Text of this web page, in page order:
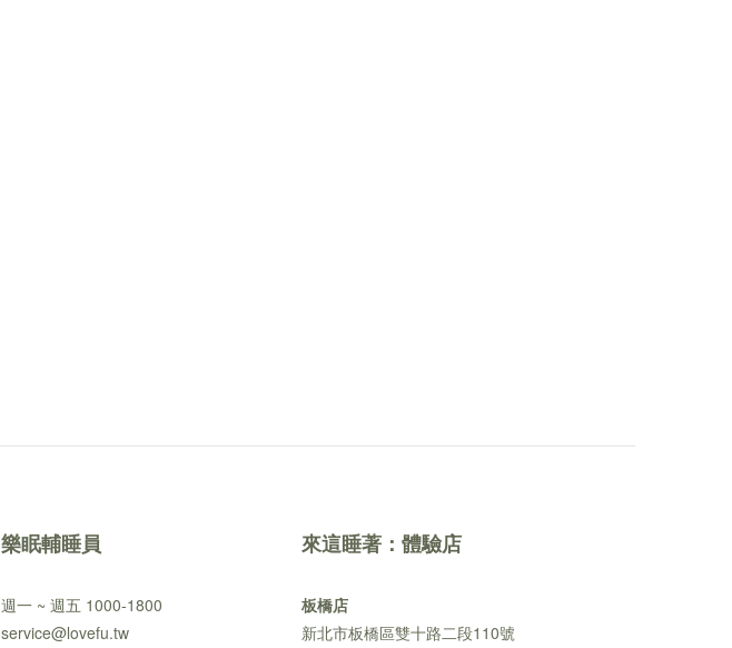
樂眠輔睡員
週一 ~ 週五 1000-1800
service@lovefu.tw
來這睡著：體驗店
板橋店
新北市板橋區雙十路二段110號